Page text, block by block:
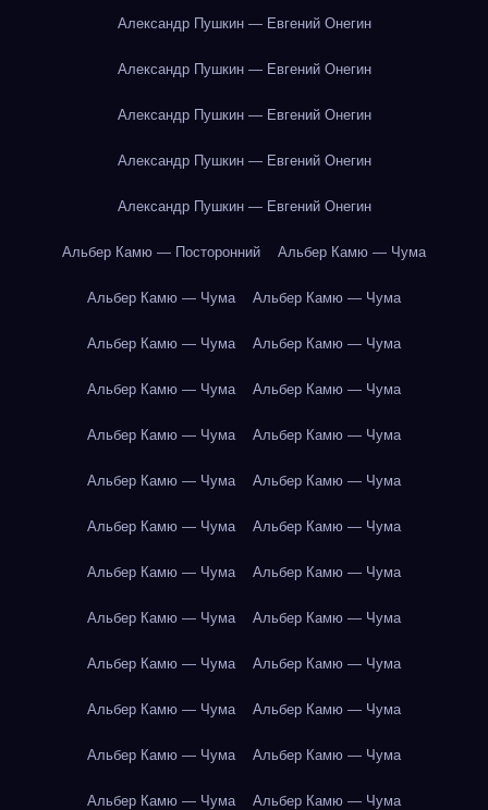
Александр Пушкин — Евгений Онегин
Александр Пушкин — Евгений Онегин
Александр Пушкин — Евгений Онегин
Александр Пушкин — Евгений Онегин
Александр Пушкин — Евгений Онегин
Альбер Камю — Посторонний Альбер Камю — Чума
Альбер Камю — Чума Альбер Камю — Чума
Альбер Камю — Чума Альбер Камю — Чума
Альбер Камю — Чума Альбер Камю — Чума
Альбер Камю — Чума Альбер Камю — Чума
Альбер Камю — Чума Альбер Камю — Чума
Альбер Камю — Чума Альбер Камю — Чума
Альбер Камю — Чума Альбер Камю — Чума
Альбер Камю — Чума Альбер Камю — Чума
Альбер Камю — Чума Альбер Камю — Чума
Альбер Камю — Чума Альбер Камю — Чума
Альбер Камю — Чума Альбер Камю — Чума
Альбер Камю — Чума Альбер Камю — Чума